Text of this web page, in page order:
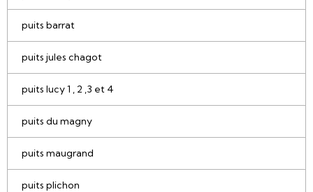
puits barrat
puits jules chagot
puits lucy 1 , 2 ,3 et 4
puits du magny
puits maugrand
puits plichon